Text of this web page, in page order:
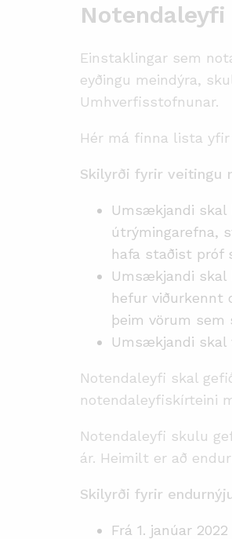
Notendaleyfi
Einstaklingar sem
eyðingu meindýra,
Umhverfisstofnunar.
Hér má finna lista
Skilyrði fyrir veitingu
Umsækjandi skal
útrýmingarefna,
hafa staðist próf
Umsækjandi skal
hefur viðurkennt
þeim vörum
Umsækjandi skal
Notendaleyfi skal
notendaleyfiskírteini
Notendaleyfi skulu
ár. Heimilt er að
Skilyrði fyrir
Frá 1. janúar